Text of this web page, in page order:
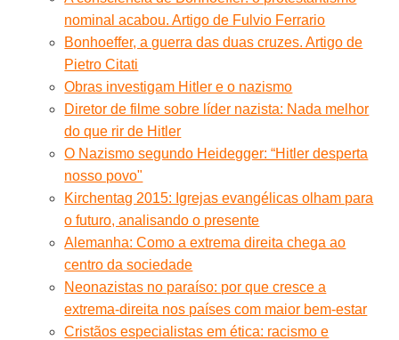
nominal acabou. Artigo de Fulvio Ferrario
Bonhoeffer, a guerra das duas cruzes. Artigo de
Pietro Citati
Obras investigam Hitler e o nazismo
Diretor de filme sobre líder nazista: Nada melhor
do que rir de Hitler
O Nazismo segundo Heidegger: “Hitler desperta
nosso povo"
Kirchentag 2015: Igrejas evangélicas olham para
o futuro, analisando o presente
Alemanha: Como a extrema direita chega ao
centro da sociedade
Neonazistas no paraíso: por que cresce a
extrema-direita nos países com maior bem-estar
Cristãos especialistas em ética: racismo e